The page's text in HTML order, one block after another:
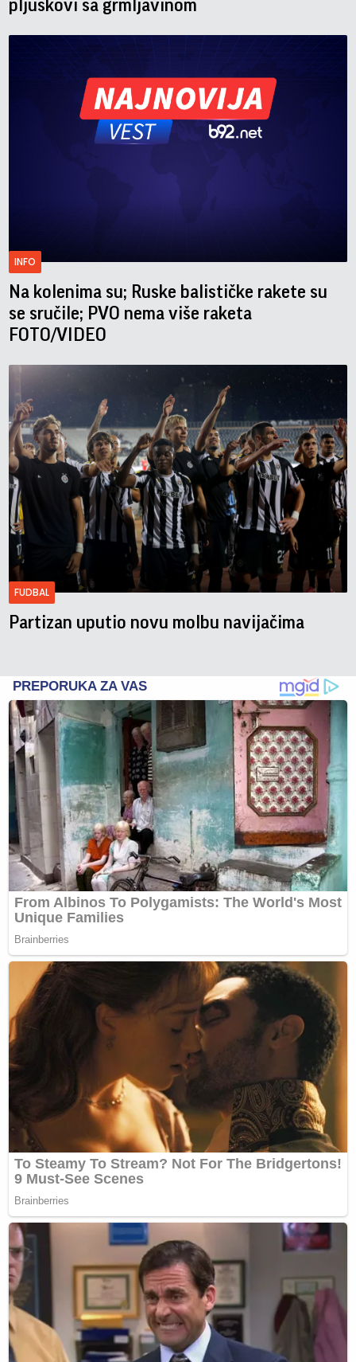
pljuskovi sa grmljavinom
INFO
Na kolenima su; Ruske balističke rakete su
se sručile; PVO nema više raketa
FOTO/VIDEO
FUDBAL
Partizan uputio novu molbu navijačima